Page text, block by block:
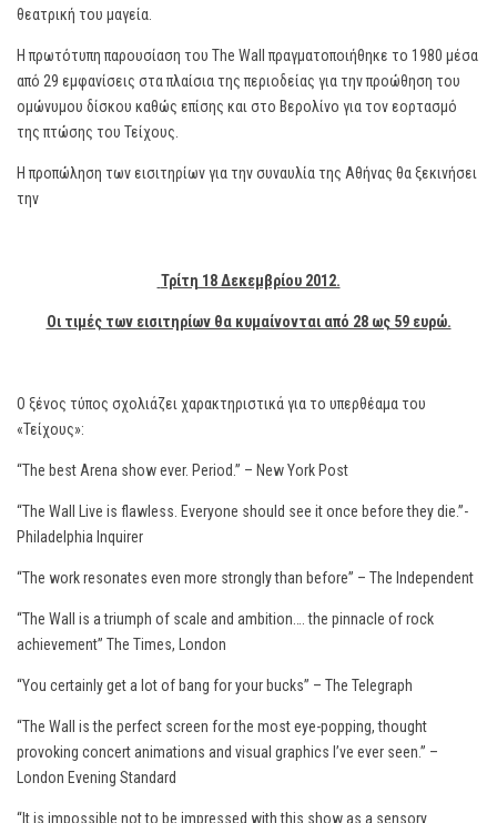
θεατρική του μαγεία.
Η πρωτότυπη παρουσίαση του The Wall πραγματοποιήθηκε το 1980 μέσα
από 29 εμφανίσεις στα πλαίσια της περιοδείας για την προώθηση του
ομώνυμου δίσκου καθώς επίσης και στο Βερολίνο για τον εορτασμό
της πτώσης του Τείχους.
Η προπώληση των εισιτηρίων για την συναυλία της Αθήνας θα ξεκινήσει
την
Τρίτη 18 Δεκεμβρίου 2012.
Οι τιμές των εισιτηρίων θα κυμαίνονται από 28 ως 59 ευρώ.
Ο ξένος τύπος σχολιάζει χαρακτηριστικά για το υπερθέαμα του
«Τείχους»:
“The best Arena show ever. Period.” – New York Post
“The Wall Live is flawless. Everyone should see it once before they die.”-
Philadelphia Inquirer
“The work resonates even more strongly than before” – The Independent
“The Wall is a triumph of scale and ambition…. the pinnacle of rock
achievement” The Times, London
“You certainly get a lot of bang for your bucks” – The Telegraph
“The Wall is the perfect screen for the most eye-popping, thought
provoking concert animations and visual graphics I’ve ever seen.” –
London Evening Standard
“It is impossible not to be impressed with this show as a sensory